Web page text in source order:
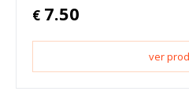
€ 7.50
ver